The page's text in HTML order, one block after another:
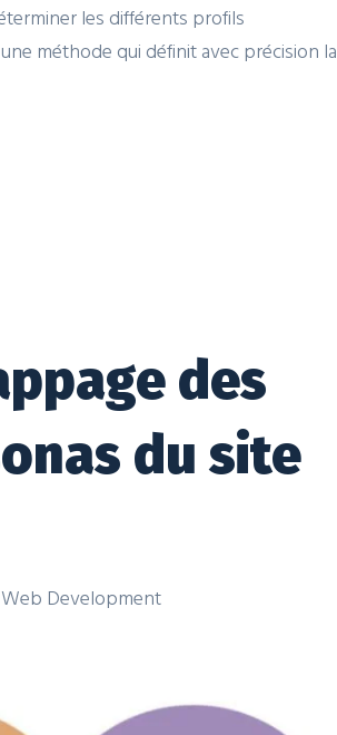
les différents profils
méthode qui définit avec précision la
des
du site
Web Development